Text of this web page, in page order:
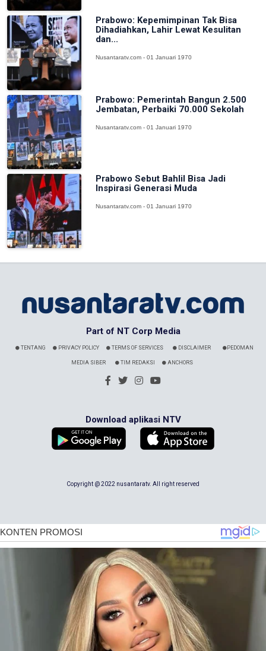
Prabowo: Kepemimpinan Tak Bisa
Dihadiahkan, Lahir Lewat Kesulitan
dan...
Nusantaratv.com - 01 Januari 1970
Prabowo: Pemerintah Bangun 2.500
Jembatan, Perbaiki 70.000 Sekolah
Nusantaratv.com - 01 Januari 1970
Prabowo Sebut Bahlil Bisa Jadi
Inspirasi Generasi Muda
Nusantaratv.com - 01 Januari 1970
Part of NT Corp Media
TENTANG PRIVACY POLICY TERMS OF SERVICES DISCLAIMER PEDOMAN
MEDIA SIBER TIM REDAKSI ANCHORS
Download aplikasi NTV
Copyright @ 2022 nusantaratv. All right reserved